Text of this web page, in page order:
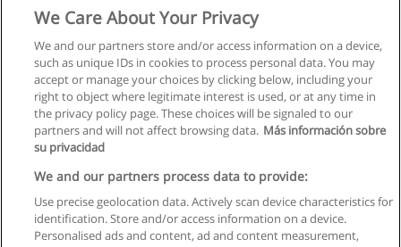
Юриспруденция
Межрегиональный институт экономики и права
+ информация по E-mail
Правила пользования
Конфиденциальность информации
Напишите Educaedu
We Care About Your Privacy
We and our partners store and/or access information on a device,
such as unique IDs in cookies to process personal data. You may
accept or manage your choices by clicking below, including your
right to object where legitimate interest is used, or at any time in
the privacy policy page. These choices will be signaled to our
partners and will not affect browsing data. Más información sobre
su privacidad
We and our partners process data to provide:
Use precise geolocation data. Actively scan device characteristics for
identification. Store and/or access information on a device.
Personalised ads and content, ad and content measurement,